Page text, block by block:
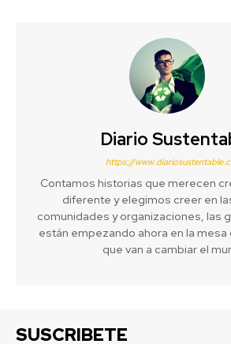
Diario
https://
Contamos historias que merecen
diferente y elegimos creer en
comunidades y organizaciones, las
están empezando ahora en la mesa
que van a cambiar el
SUSCRIBETE